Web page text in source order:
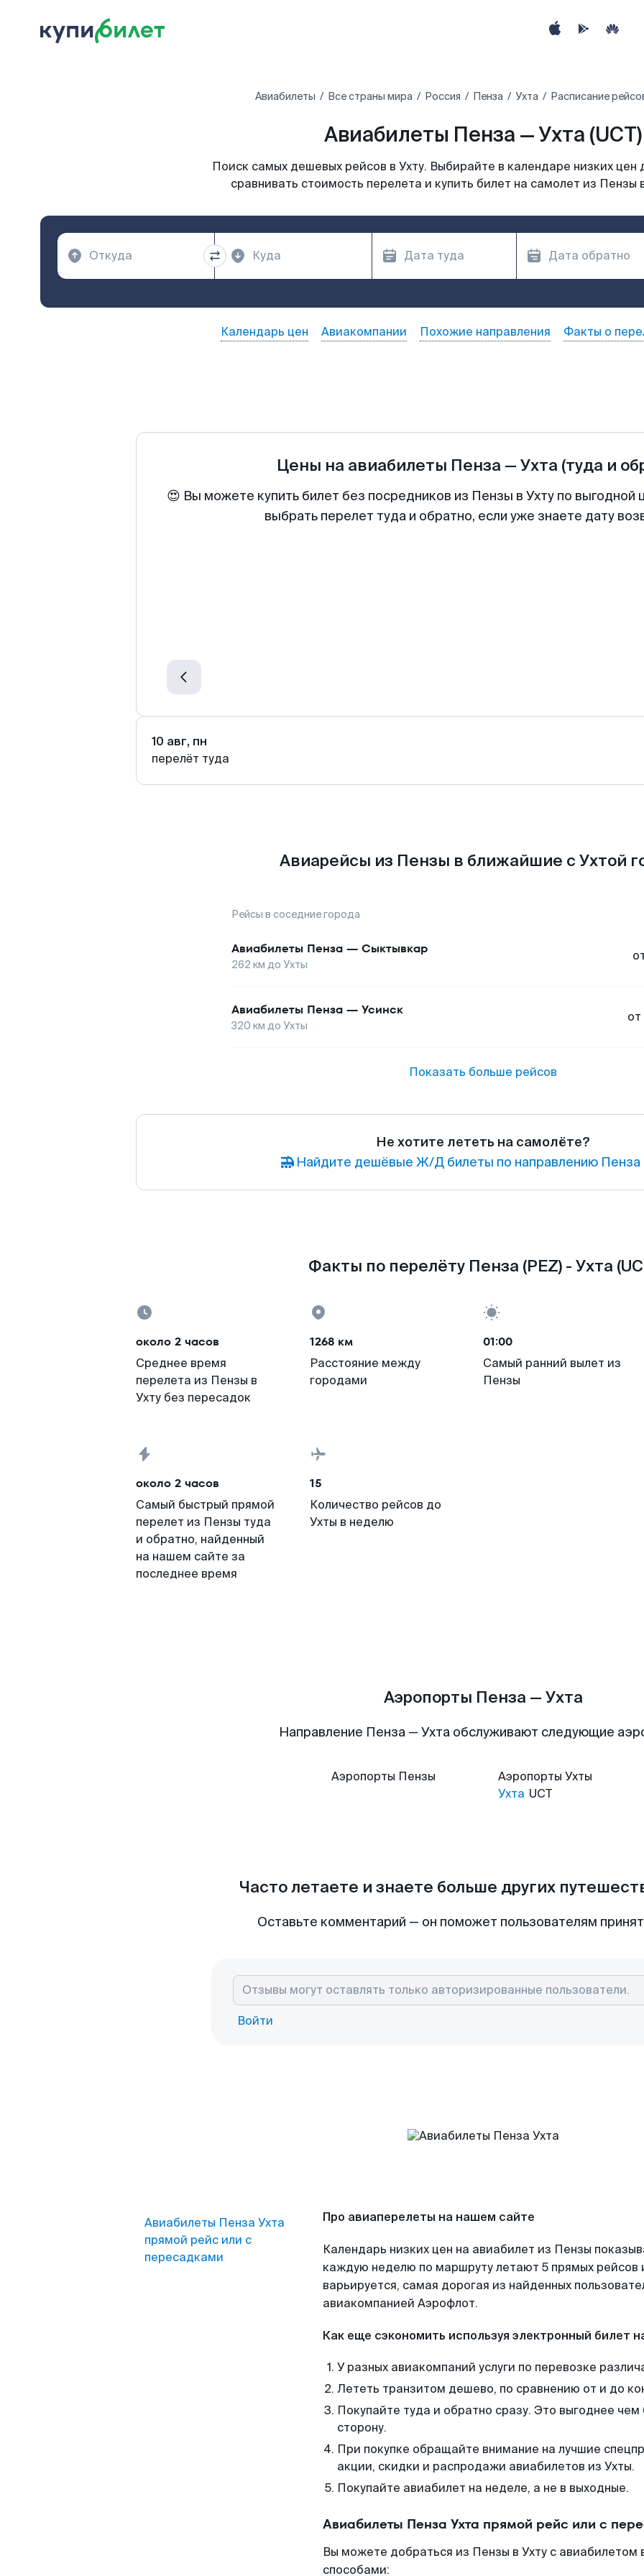
Авиабилеты Все страны мира Россия Пенза Ухта Расписание
Авиабилеты Пенза — Ухта (UCT)
Поиск самых дешевых рейсов в Ухту. Выбирайте в календаре низких цен
сравнивать стоимость перелета и купить билет на самолет из Пензы
Календарь цен Авиакомпании Похожие направления Факты о
Цены на авиабилеты Пенза — Ухта (туда и
😍 Вы можете купить билет без посредников из Пензы в Ухту по
выбрать перелет туда и обратно, если уже знаете дату
10 авг, пн
перелёт туда
Авиарейсы из Пензы в ближайшие с Ухтой
Рейсы в соседние города
Авиабилеты Пенза — Сыктывкар
262 км до Ухты
Авиабилеты Пенза — Усинск
320 км до Ухты
от
Показать больше рейсов
Не хотите лететь на самолёте?
Найдите дешёвые Ж/Д билеты по направлению Пенза
Факты по перелёту Пенза (PEZ) - Ухта
около 2 часов
Среднее время
перелета из Пензы в
Ухту без пересадок
1268 км
Расстояние между
городами
01:00
Самый ранний вылет из
Пензы
около 2 часов
Самый быстрый прямой
перелет из Пензы туда
и обратно, найденный
на нашем сайте за
последнее время
15
Количество рейсов до
Ухты в неделю
Аэропорты Пенза — Ухта
Направление Пенза — Ухта обслуживают следующие
Аэропорты Пензы Аэропорты Ухты
Ухта UCT
Часто летаете и знаете больше других
Оставьте комментарий — он поможет пользователям
Войти
Авиабилеты Пенза Ухта
прямой рейс или с
пересадками
Про авиаперелеты на нашем сайте
Календарь низких цен на авиабилет из Пензы
каждую неделю по маршруту летают 5 прямых рейсов
варьируется, самая дорогая из найденных
авиакомпанией Аэрофлот.
Как еще сэкономить используя электронный билет
У разных авиакомпаний услуги по перевозке
Лететь транзитом дешево, по сравнению от и до
Покупайте туда и обратно сразу. Это выгоднее
сторону.
При покупке обращайте внимание на лучшие
акции, скидки и распродажи авиабилетов из Ухты.
Покупайте авиабилет на неделе, а не в выходные.
Авиабилеты Пенза Ухта прямой рейс или с
Вы можете добраться из Пензы в Ухту с авиабилетом
способами: